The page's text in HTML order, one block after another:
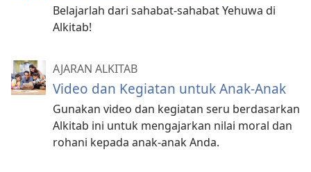
Belajarlah dari sahabat-sahabat Yehuwa di
Alkitab!
AJARAN ALKITAB
Video dan Kegiatan untuk Anak-Anak
Gunakan video dan kegiatan seru berdasarkan
Alkitab ini untuk mengajarkan nilai moral dan
rohani kepada anak-anak Anda.